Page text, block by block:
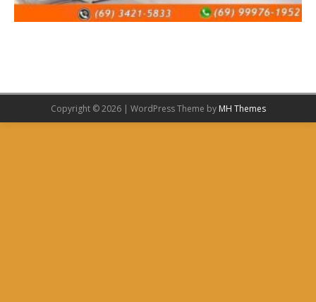
Copyright © 2026 | WordPress Theme by MH Themes